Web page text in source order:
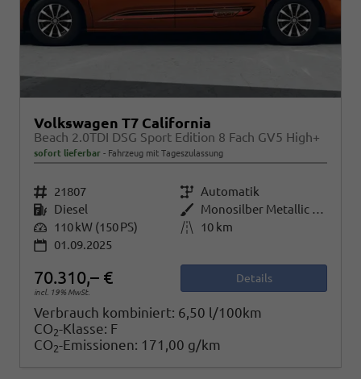
Volkswagen T7 California
Beach 2.0TDI DSG Sport Edition 8 Fach GV5 High+
sofort lieferbar Fahrzeug mit Tageszulassung
Fahrzeugnr. 21807 Getriebe Automatik
Kraftstoff Diesel Außenfarbe
Monosilber Metallic / Energeticorange Metallic Dach Schwarz
Leistung 110 kW (150 PS) Kilometerstand
10 km
01.09.2025
70.310,– €
incl. 19% MwSt.
Details
Verbrauch kombiniert: 6,50 l/100km
CO2-Klasse: F
CO2-Emissionen: 171,00 g/km